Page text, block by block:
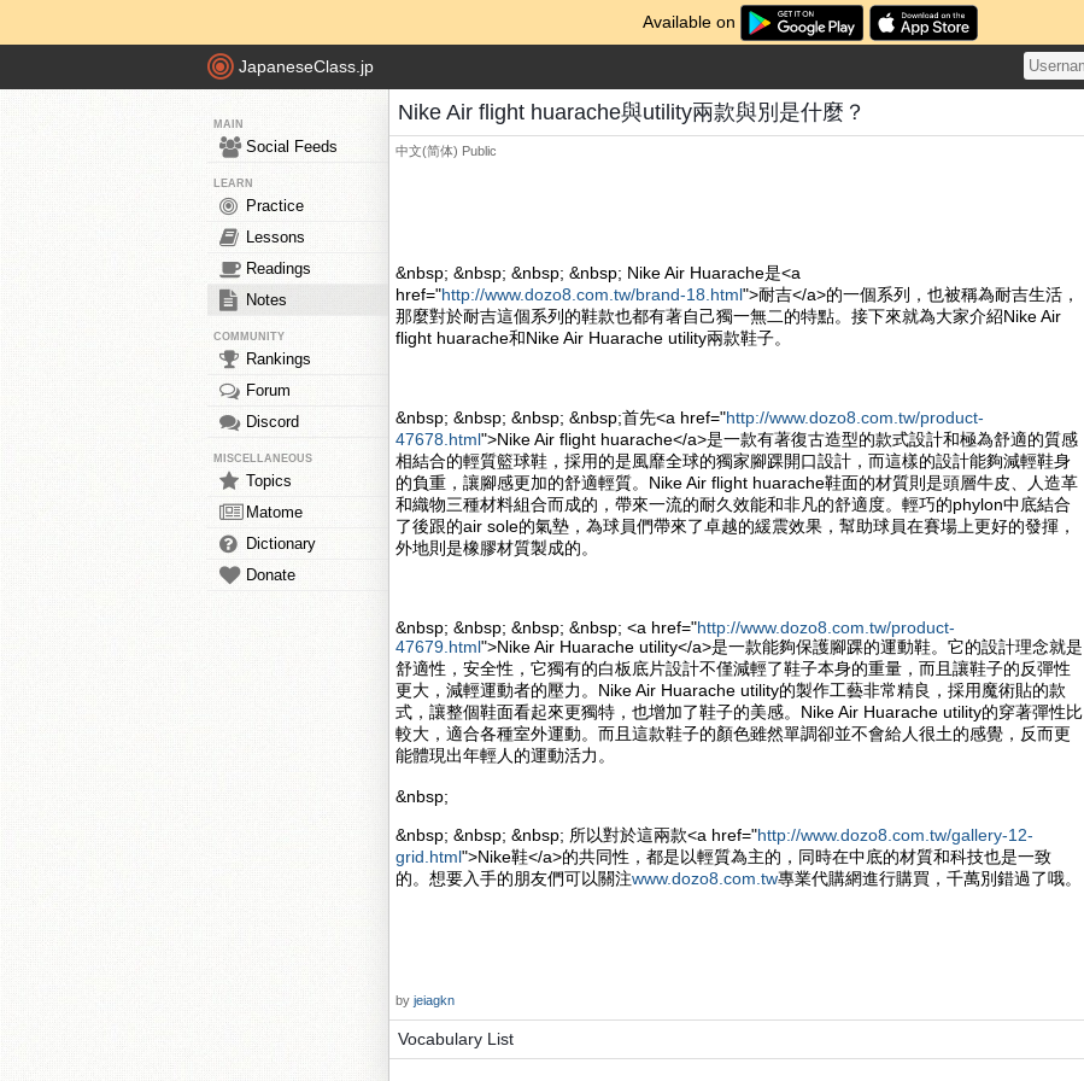
Available on
JapaneseClass.jp
MAIN
Social Feeds
LEARN
Practice
Lessons
Readings
Notes
COMMUNITY
Rankings
Forum
Discord
MISCELLANEOUS
Topics
Matome
Dictionary
Donate
Nike Air flight huarache與utility兩款與別是什麼？
中文(简体) Public
&nbsp; &nbsp; &nbsp; &nbsp; Nike Air Huarache是<a
href="http://www.dozo8.com.tw/brand-18.html">耐吉</a>的一個系列，也被稱為耐吉生活，
那麼對於耐吉這個系列的鞋款也都有著自己獨一無二的特點。接下來就為大家介紹Nike Air
flight huarache和Nike Air Huarache utility兩款鞋子。
&nbsp; &nbsp; &nbsp; &nbsp;首先<a href="http://www.dozo8.com.tw/product-
47678.html">Nike Air flight huarache</a>是一款有著復古造型的款式設計和極為舒適的質感
相結合的輕質籃球鞋，採用的是風靡全球的獨家腳踝開口設計，而這樣的設計能夠減輕鞋身
的負重，讓腳感更加的舒適輕質。Nike Air flight huarache鞋面的材質則是頭層牛皮、人造革
和織物三種材料組合而成的，帶來一流的耐久效能和非凡的舒適度。輕巧的phylon中底結合
了後跟的air sole的氣墊，為球員們帶來了卓越的緩震效果，幫助球員在賽場上更好的發揮，
外地則是橡膠材質製成的。
&nbsp; &nbsp; &nbsp; &nbsp; <a href="http://www.dozo8.com.tw/product-
47679.html">Nike Air Huarache utility</a>是一款能夠保護腳踝的運動鞋。它的設計理念就是
舒適性，安全性，它獨有的白板底片設計不僅減輕了鞋子本身的重量，而且讓鞋子的反彈性
更大，減輕運動者的壓力。Nike Air Huarache utility的製作工藝非常精良，採用魔術貼的款
式，讓整個鞋面看起來更獨特，也增加了鞋子的美感。Nike Air Huarache utility的穿著彈性比
較大，適合各種室外運動。而且這款鞋子的顏色雖然單調卻並不會給人很土的感覺，反而更
能體現出年輕人的運動活力。
&nbsp;
&nbsp; &nbsp; &nbsp; 所以對於這兩款<a href="http://www.dozo8.com.tw/gallery-12-
grid.html">Nike鞋</a>的共同性，都是以輕質為主的，同時在中底的材質和科技也是一致
的。想要入手的朋友們可以關注www.dozo8.com.tw專業代購網進行購買，千萬別錯過了哦。
by jeiagkn
Vocabulary List